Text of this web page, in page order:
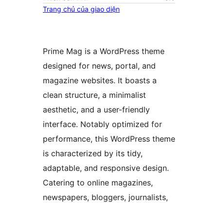
Trang chủ của giao diện
Prime Mag is a WordPress theme
designed for news, portal, and
magazine websites. It boasts a
clean structure, a minimalist
aesthetic, and a user-friendly
interface. Notably optimized for
performance, this WordPress theme
is characterized by its tidy,
adaptable, and responsive design.
Catering to online magazines,
newspapers, bloggers, journalists,